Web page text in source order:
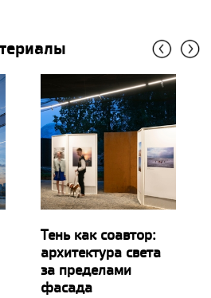
Тень как соавтор:
архитектура света
за пределами
фасада